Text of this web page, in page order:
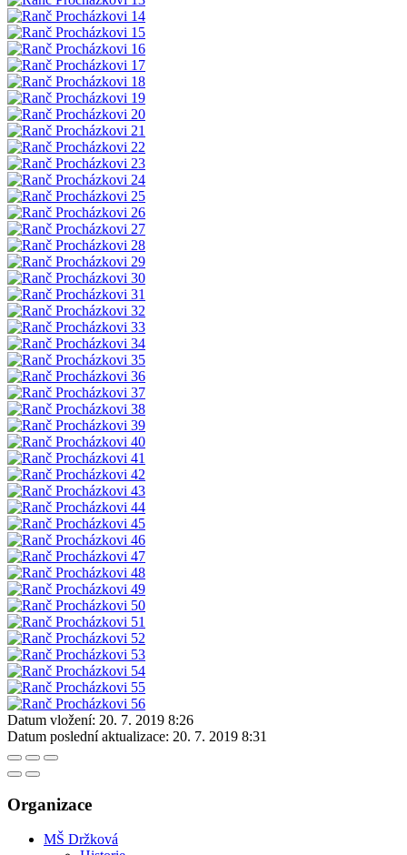
Datum vložení: 20. 7. 2019 8:26
Datum poslední aktualizace: 20. 7. 2019 8:31
Organizace
MŠ Držková